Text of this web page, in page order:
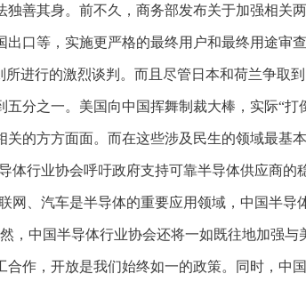
善其身。前不久，商务部发布关于加强相关
口等，实施更严格的最终用户和最终用途审
进行的激烈谈判。而且尽管日本和荷兰争取
分之一。美国向中国挥舞制裁大棒，实际“
的方方面面。而在这些涉及民生的领域最基
行业协会呼吁政府支持可靠半导体供应商
、汽车是半导体的重要应用领域，中国半
中国半导体行业协会还将一如既往地加强
作，开放是我们始终如一的政策。同时，中